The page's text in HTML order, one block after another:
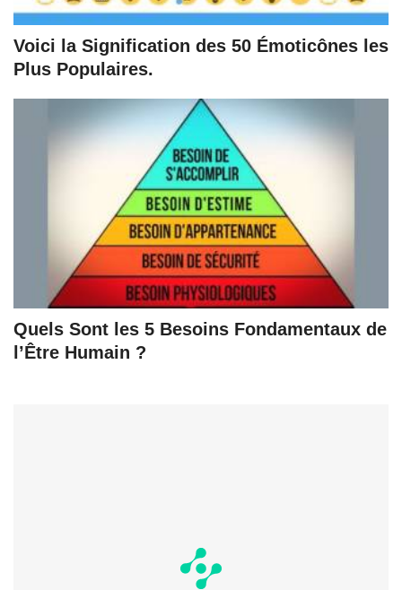
Voici la Signification des 50 Émoticônes les
Plus Populaires.
Quels Sont les 5 Besoins Fondamentaux de
l’Être Humain ?